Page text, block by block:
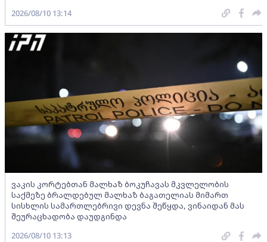
2026/08/10 13:14
ვაკის კორტებთან მალხაზ ბოკუჩავას მკვლელობის
საქმეზე ბრალდებულ მალხაზ ბაგათელიას მიმართ
სისხლის სამართლებრივი დევნა შეწყდა, ვინაიდან მას
შეურაცხადობა დაუდგინდა
2026/08/10 13:13